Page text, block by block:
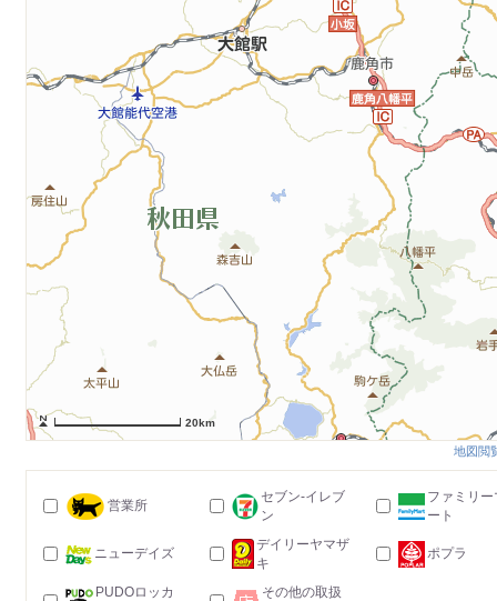
20km
地図閲
営業所
セブン-イレブ
ン
ファミリー
ート
ニューデイズ
デイリーヤマザ
キ
ポプラ
PUDOロッカ
その他の取扱